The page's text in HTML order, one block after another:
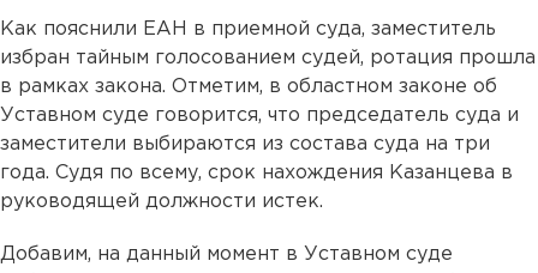
Как пояснили ЕАН в приемной суда, заместитель
избран тайным голосованием судей, ротация прошла
в рамках закона. Отметим, в областном законе об
Уставном суде говорится, что председатель суда и
заместители выбираются из состава суда на три
года. Судя по всему, срок нахождения Казанцева в
руководящей должности истек.
Добавим, на данный момент в Уставном суде